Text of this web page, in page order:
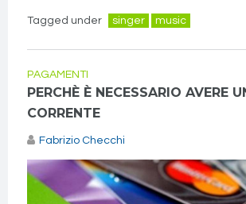
Tagged under singer music
PAGAMENTI
PERCHÈ È NECESSARIO AVERE
CORRENTE
Fabrizio Checchi